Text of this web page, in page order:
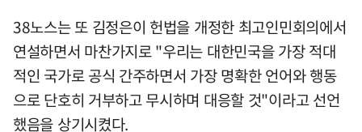
38노스는 또 김정은이 헌법을 개정한 최고인민회의에서
연설하면서 마찬가지로 "우리는 대한민국을 가장 적대
적인 국가로 공식 간주하면서 가장 명확한 언어와 행동
으로 단호히 거부하고 무시하며 대응할 것"이라고 선언
했음을 상기시켰다.